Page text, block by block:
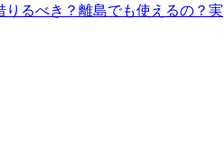
るべき？離島でも使えるの？実